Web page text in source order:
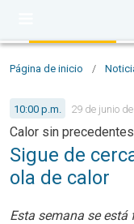
Página de inicio /
10:00 p.m. 29 de junio
Calor sin precedentes
Sigue de
ola de calor
Esta semana se